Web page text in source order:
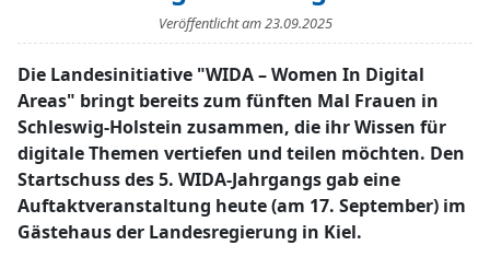
Veröffentlicht am23.09.2025
Die Landesinitiative "WIDA – Women In Digital
Areas" bringt bereits zum fünften Mal Frauen in
Schleswig-Holstein zusammen, die ihr Wissen für
digitale Themen vertiefen und teilen möchten. Den
Startschuss des 5. WIDA-Jahrgangs gab eine
Auftaktveranstaltung heute (am 17. September) im
Gästehaus der Landesregierung in Kiel.